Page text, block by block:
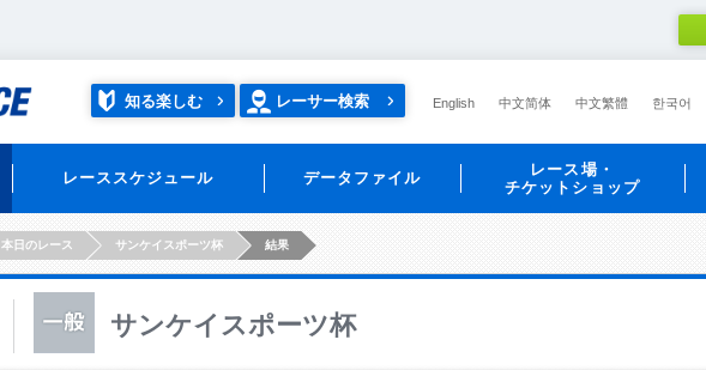
知る楽しむ レーサー検索 English 中文简体 中文繁體 한국어
レーススケジュール データファイル
レース場・
チケットショップ
本日のレース サンケイスポーツ杯 結果
サンケイスポーツ杯